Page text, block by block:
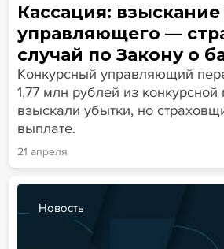
Кассация:
управляющего —
случай по Закону о
Конкурсный управляющий
1,77 млн рублей из
взыскали убытки, но
выплате.
21 апреля
Новость